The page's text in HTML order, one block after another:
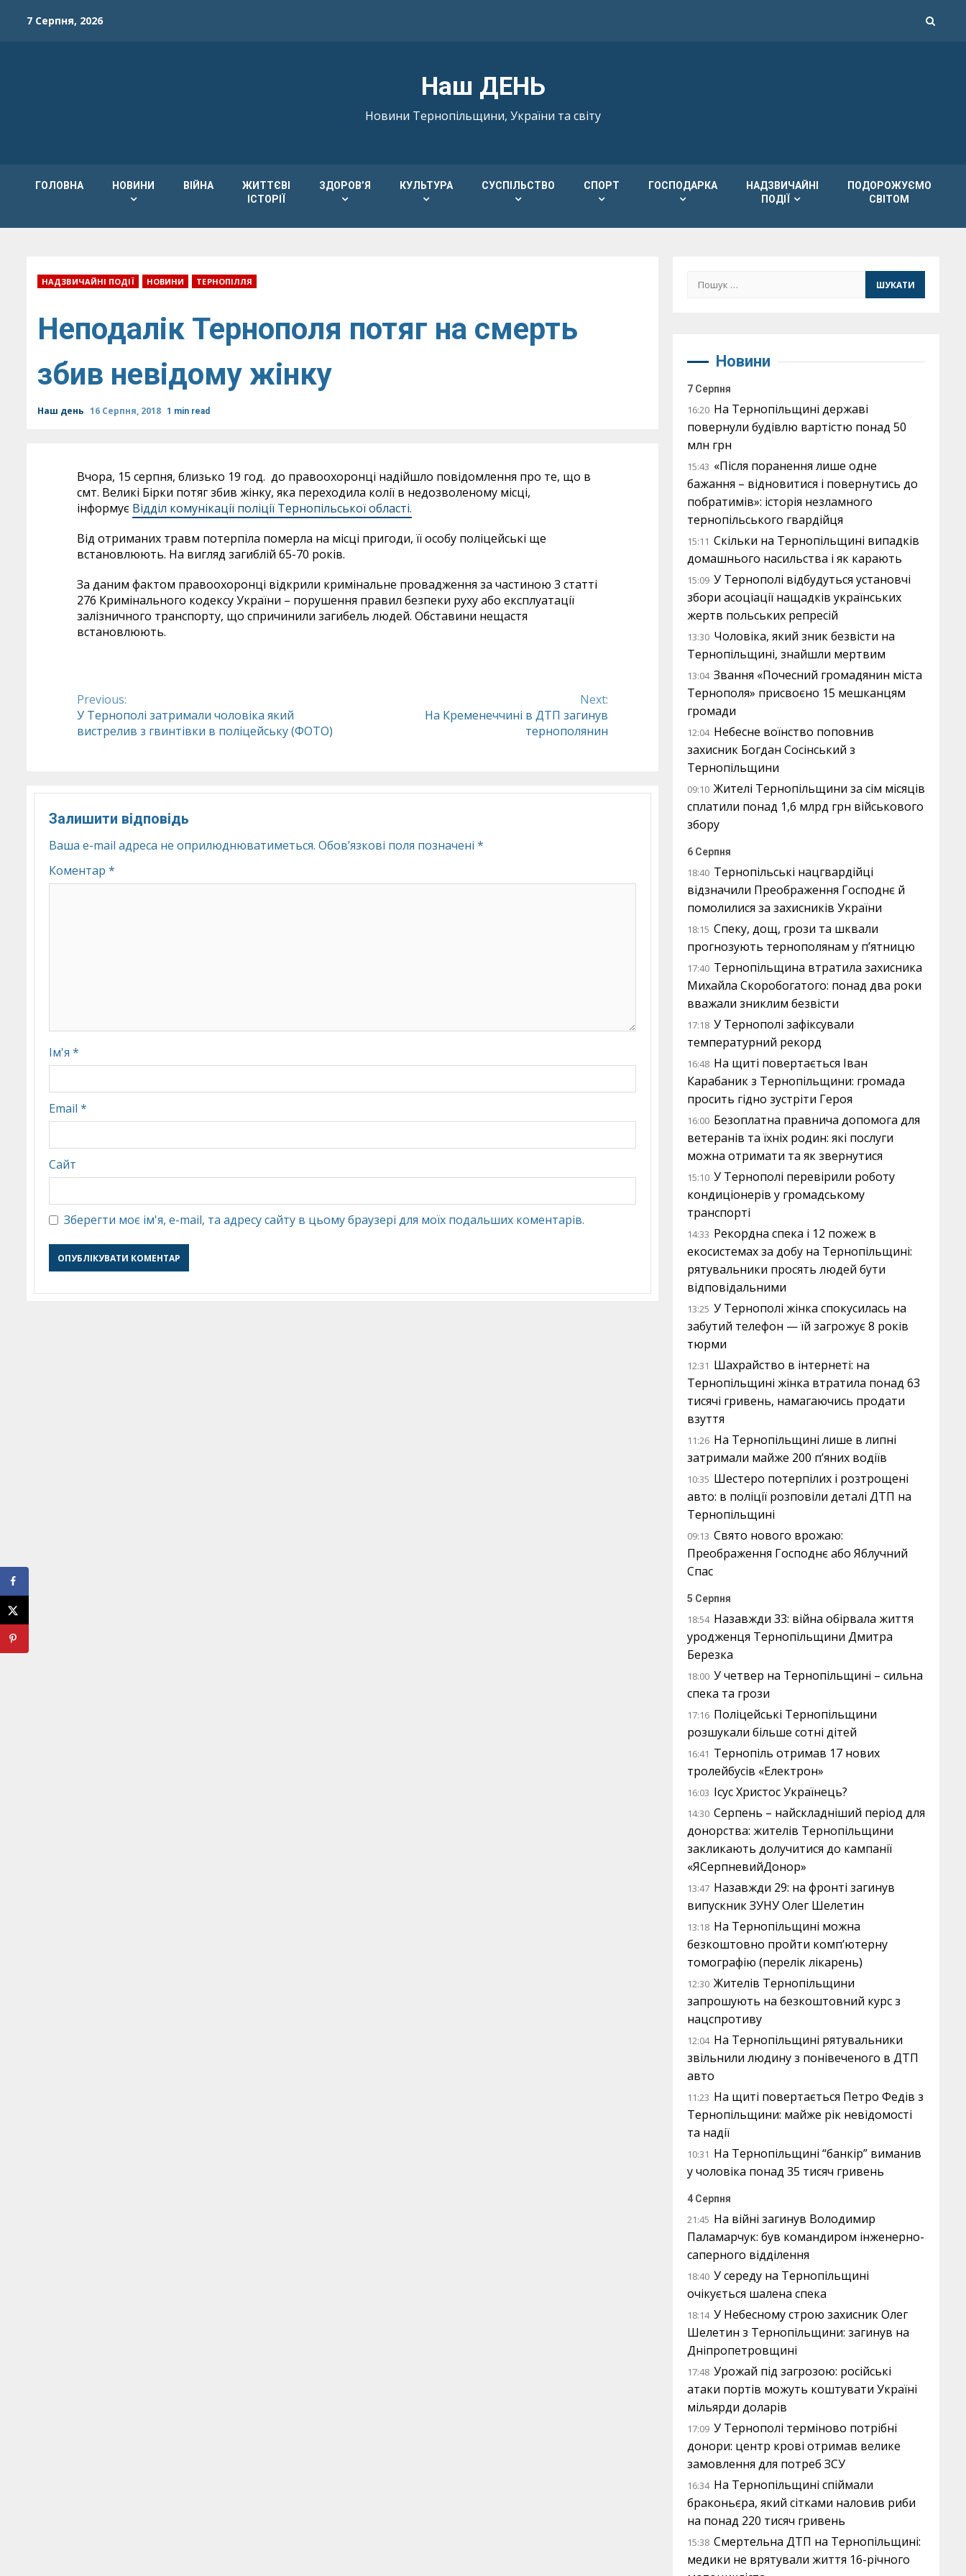
7 Серпня, 2026
Наш ДЕНЬ
Новини Тернопільщини, України та світу
ГОЛОВНА НОВИНИ ВІЙНА
ЖИТТЄВІ
ІСТОРІЇ
ЗДОРОВ’Я КУЛЬТУРА СУСПІЛЬСТВО СПОРТ ГОСПОДАРКА
НАДЗВИЧАЙНІ
ПОДІЇ
ПОДОРОЖУЄМО
СВІТОМ
НАДЗВИЧАЙНІ ПОДІЇ НОВИНИ ТЕРНОПІЛЛЯ
Неподалік Тернополя потяг на смерть
збив невідому жінку
Наш день 16 Серпня, 2018 1 min read
Вчора, 15 серпня, близько 19 год. до правоохоронці надійшло повідомлення про те, що в
смт. Великі Бірки потяг збив жінку, яка переходила колії в недозволеному місці,
інформує Відділ комунікації поліції Тернопільської області.
Від отриманих травм потерпіла померла на місці пригоди, її особу поліцейські ще
встановлюють. На вигляд загиблій 65-70 років.
За даним фактом правоохоронці відкрили кримінальне провадження за частиною 3 статті
276 Кримінального кодексу України – порушення правил безпеки руху або експлуатації
залізничного транспорту, що спричинили загибель людей. Обставини нещастя
встановлюють.
Continue
Reading
Previous:
У Тернополі затримали чоловіка який
вистрелив з гвинтівки в поліцейську (ФОТО)
Next:
На Кременеччині в ДТП загинув
тернополянин
Залишити відповідь
Ваша e-mail адреса не оприлюднюватиметься. Обов’язкові поля позначені *
Коментар *
Ім'я *
Email *
Сайт
Зберегти моє ім'я, e-mail, та адресу сайту в цьому браузері для моїх подальших коментарів.
Пошук:
Новини
7 Серпня
16:20 На Тернопільщині державі
повернули будівлю вартістю понад 50
млн грн
15:43 «Після поранення лише одне
бажання – відновитися і повернутись до
побратимів»: історія незламного
тернопільського гвардійця
15:11 Скільки на Тернопільщині випадків
домашнього насильства і як карають
15:09 У Тернополі відбудуться установчі
збори асоціації нащадків українських
жертв польських репресій
13:30 Чоловіка, який зник безвісти на
Тернопільщині, знайшли мертвим
13:04 Звання «Почесний громадянин міста
Тернополя» присвоєно 15 мешканцям
громади
12:04 Небесне воїнство поповнив
захисник Богдан Сосінський з
Тернопільщини
09:10 Жителі Тернопільщини за сім місяців
сплатили понад 1,6 млрд грн військового
збору
6 Серпня
18:40 Тернопільські нацгвардійці
відзначили Преображення Господнє й
помолилися за захисників України
18:15 Спеку, дощ, грози та шквали
прогнозують тернополянам у п’ятницю
17:40 Тернопільщина втратила захисника
Михайла Скоробогатого: понад два роки
вважали зниклим безвісти
17:18 У Тернополі зафіксували
температурний рекорд
16:48 На щиті повертається Іван
Карабаник з Тернопільщини: громада
просить гідно зустріти Героя
16:00 Безоплатна правнича допомога для
ветеранів та їхніх родин: які послуги
можна отримати та як звернутися
15:10 У Тернополі перевірили роботу
кондиціонерів у громадському
транспорті
14:33 Рекордна спека і 12 пожеж в
екосистемах за добу на Тернопільщині:
рятувальники просять людей бути
відповідальними
13:25 У Тернополі жінка спокусилась на
забутий телефон — їй загрожує 8 років
тюрми
12:31 Шахрайство в інтернеті: на
Тернопільщині жінка втратила понад 63
тисячі гривень, намагаючись продати
взуття
11:26 На Тернопільщині лише в липні
затримали майже 200 п’яних водіїв
10:35 Шестеро потерпілих і розтрощені
авто: в поліції розповіли деталі ДТП на
Тернопільщині
09:13 Свято нового врожаю:
Преображення Господнє або Яблучний
Спас
5 Серпня
18:54 Назавжди 33: війна обірвала життя
уродженця Тернопільщини Дмитра
Березка
18:00 У четвер на Тернопільщині – сильна
спека та грози
17:16 Поліцейські Тернопільщини
розшукали більше сотні дітей
16:41 Тернопіль отримав 17 нових
тролейбусів «Електрон»
16:03 Ісус Христос Українець?
14:30 Серпень – найскладніший період для
донорства: жителів Тернопільщини
закликають долучитися до кампанії
«ЯСерпневийДонор»
13:47 Назавжди 29: на фронті загинув
випускник ЗУНУ Олег Шелетин
13:18 На Тернопільщині можна
безкоштовно пройти комп’ютерну
томографію (перелік лікарень)
12:30 Жителів Тернопільщини
запрошують на безкоштовний курс з
нацспротиву
12:04 На Тернопільщині рятувальники
звільнили людину з понівеченого в ДТП
авто
11:23 На щиті повертається Петро Федів з
Тернопільщини: майже рік невідомості
та надії
10:31 На Тернопільщині “банкір” виманив
у чоловіка понад 35 тисяч гривень
4 Серпня
21:45 На війні загинув Володимир
Паламарчук: був командиром інженерно-
саперного відділення
18:40 У середу на Тернопільщині
очікується шалена спека
18:14 У Небесному строю захисник Олег
Шелетин з Тернопільщини: загинув на
Дніпропетровщині
17:48 Урожай під загрозою: російські
атаки портів можуть коштувати Україні
мільярди доларів
17:09 У Тернополі терміново потрібні
донори: центр крові отримав велике
замовлення для потреб ЗСУ
16:34 На Тернопільщині спіймали
браконьєра, який сітками наловив риби
на понад 220 тисяч гривень
15:38 Смертельна ДТП на Тернопільщині:
медики не врятували життя 16-річного